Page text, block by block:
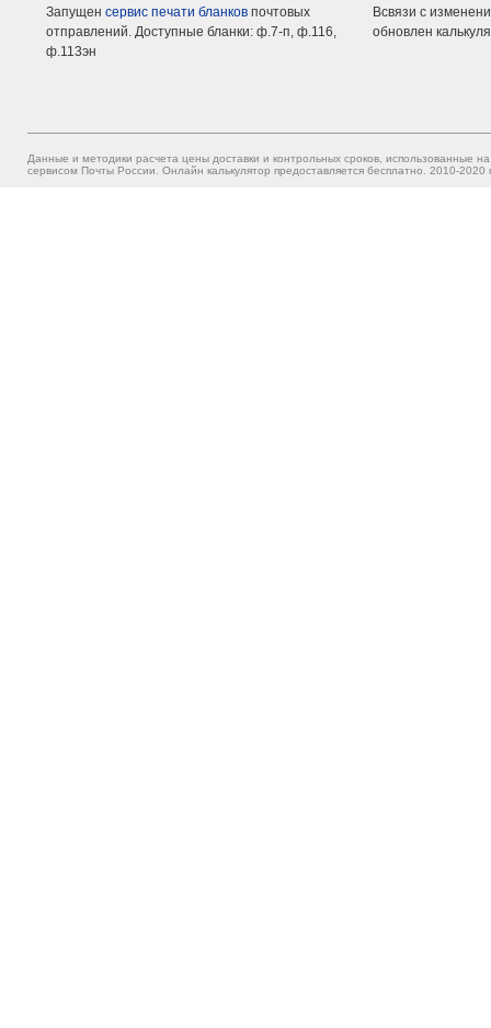
Запущен сервис печати бланков почтовых
отправлений. Доступные бланки: ф.7-п, ф.116,
ф.113эн
Всвязи с
обновлен
Данные и методики расчета цены доставки и контрольных сроков, использованные
сервисом Почты России. Онлайн калькулятор предоставляется бесплатно. 2010-2020